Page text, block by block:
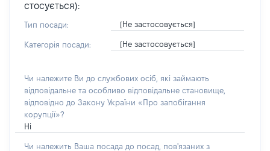
стосується):
Тип посади: [Не застосовується]
Категорія посади: [Не застосовується]
Чи належите Ви до службових осіб, які займають
відповідальне та особливо відповідальне становище,
відповідно до Закону України «Про запобігання
корупції»?
Ні
Чи належить Ваша посада до посад, пов'язаних з